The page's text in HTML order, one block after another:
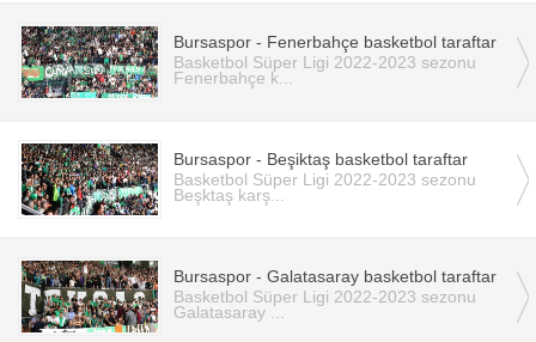
Bursaspor - Fenerbahçe basketbol taraftar
Basketbol Süper Ligi 2022-2023 sezonu
Fenerbahçe k...
Bursaspor - Beşiktaş basketbol taraftar
Basketbol Süper Ligi 2022-2023 sezonu
Beşktaş karş...
Bursaspor - Galatasaray basketbol taraftar
Basketbol Süper Ligi 2022-2023 sezonu
Galatasaray ...